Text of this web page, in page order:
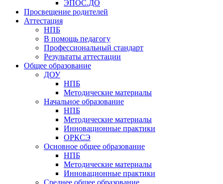
ЭПОС.ДО
Просвещение родителей
Аттестация
НПБ
В помощь педагогу
Профессиональный стандарт
Результаты аттестации
Общее образование
ДОУ
НПБ
Методические материалы
Начальное образование
НПБ
Методические материалы
Инновационные практики
ОРКСЭ
Основное общее образование
НПБ
Методические материалы
Инновационные практики
Среднее общее образование